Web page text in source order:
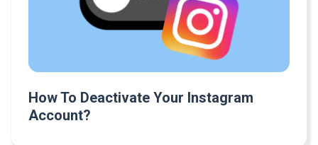
How To Deactivate Your Instagram
Account?